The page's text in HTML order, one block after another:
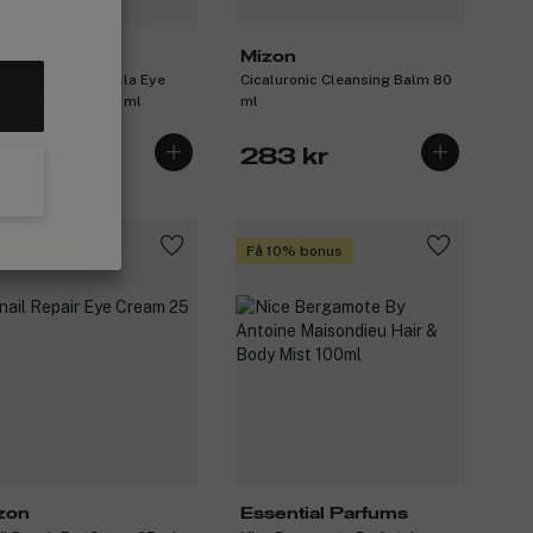
Releaf Centella Eye
Unscented 30 ml
Mizon
Cicaluronic Cleansing Balm 80
ml
283 kr
Få 10% bonus
Essential Parfums